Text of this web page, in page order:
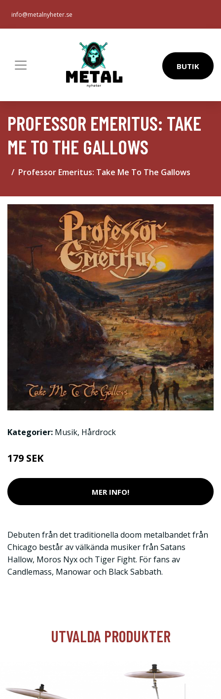
info@metalnyheter.se
BUTIK
PROFESSOR EMERITUS: TAKE
ME TO THE GALLOWS
Professor Emeritus: Take Me To The Gallows
Kategorier: Musik, Hårdrock
179 SEK
MER INFO!
Debuten från det traditionella doom metalbandet från
Chicago består av välkända musiker från Satans
Hallow, Moros Nyx och Tiger Fight. För fans av
Candlemass, Manowar och Black Sabbath.
UTVALDA PRODUKTER